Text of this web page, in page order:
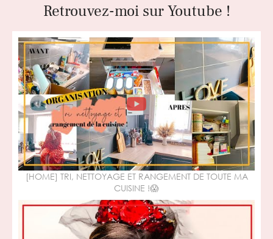
Retrouvez-moi sur Youtube !
[HOME] TRI, NETTOYAGE ET RANGEMENT DE TOUTE MA
CUISINE !😱